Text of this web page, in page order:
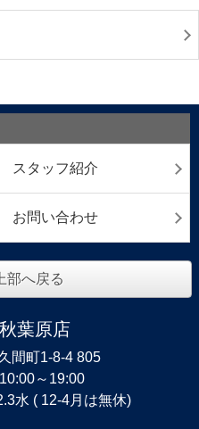
スタッフ紹介
お問い合わせ
部へ戻る
葉原店
間町1-8-4 805
～19:00
水 ( 12-4月は無休)